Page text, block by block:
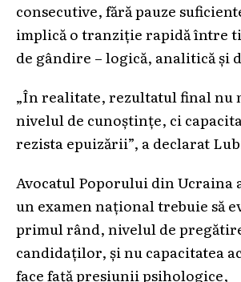
consecutive, fără pauze
implică o tranziție rapidă între
de gândire – logică, analitică și
„În realitate, rezultatul final nu
nivelul de cunoștințe, ci
rezista epuizării”, a declarat
Avocatul Poporului din Ucraina
un examen național trebuie să
primul rând, nivelul de
candidaților, și nu capacitatea
face față presiunii psihologice,